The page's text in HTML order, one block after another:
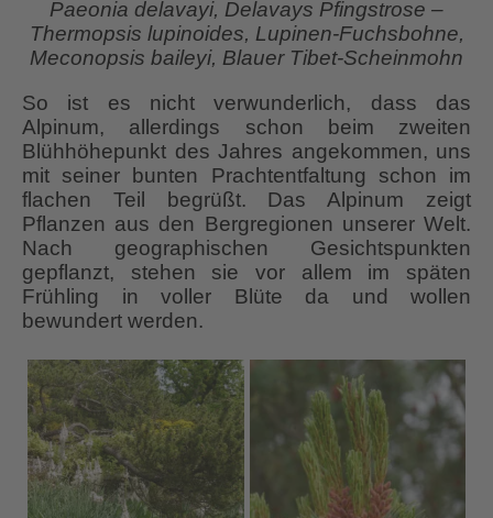
Paeonia delavayi, Delavays Pfingstrose –
Thermopsis lupinoides, Lupinen-Fuchsbohne,
Meconopsis baileyi, Blauer Tibet-Scheinmohn
So ist es nicht verwunderlich, dass das
Alpinum, allerdings schon beim zweiten
Blühhöhepunkt des Jahres angekommen, uns
mit seiner bunten Prachtentfaltung schon im
flachen Teil begrüßt. Das Alpinum zeigt
Pflanzen aus den Bergregionen unserer Welt.
Nach geographischen Gesichtspunkten
gepflanzt, stehen sie vor allem im späten
Frühling in voller Blüte da und wollen
bewundert werden.